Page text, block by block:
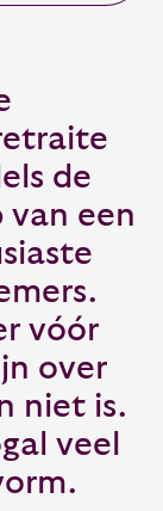
de
een
vóór
over
niet is.
veel